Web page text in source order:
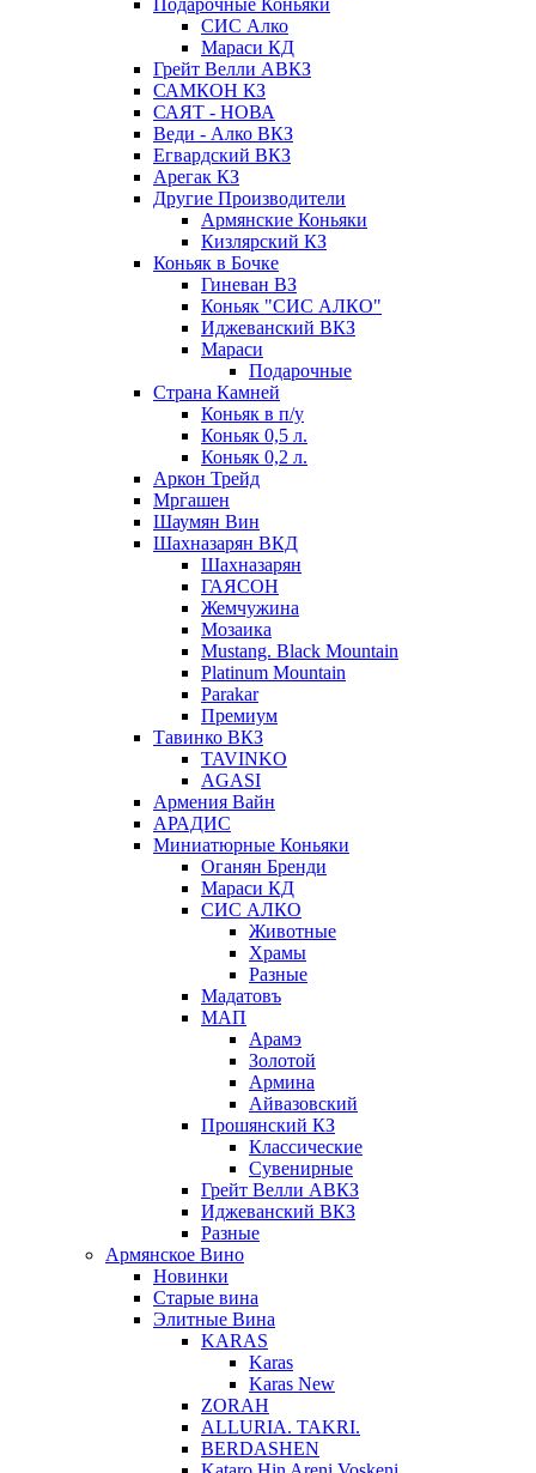
Подарочные Коньяки
СИС Алко
Мараси КД
Грейт Велли АВКЗ
САМКОН КЗ
САЯТ - НОВА
Веди - Алко ВКЗ
Егвардский ВКЗ
Арегак КЗ
Другие Производители
Армянские Коньяки
Кизлярский КЗ
Коньяк в Бочке
Гиневан ВЗ
Коньяк "СИС АЛКО"
Иджеванский ВКЗ
Мараси
Подарочные
Страна Камней
Коньяк в п/у
Коньяк 0,5 л.
Коньяк 0,2 л.
Аркон Трейд
Мргашен
Шаумян Вин
Шахназарян ВКД
Шахназарян
ГАЯСОН
Жемчужина
Мозаика
Mustang. Black Mountain
Platinum Mountain
Parakar
Премиум
Тавинко ВКЗ
TAVINKO
AGASI
Армения Вайн
АРАДИС
Миниатюрные Коньяки
Оганян Бренди
Мараси КД
СИС АЛКО
Животные
Храмы
Разные
Мадатовъ
МАП
Арамэ
Золотой
Армина
Айвазовский
Прошянский КЗ
Классические
Сувенирные
Грейт Велли АВКЗ
Иджеванский ВКЗ
Разные
Армянское Вино
Новинки
Старые вина
Элитные Вина
KARAS
Karas
Karas New
ZORAH
ALLURIA. TAKRI.
BERDASHEN